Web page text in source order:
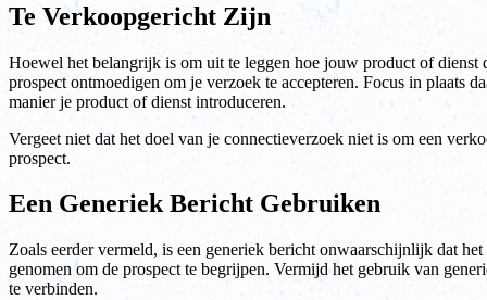
Te Verkoopgericht Zijn
Hoewel het belangrijk is om uit te leggen hoe jouw product of
prospect ontmoedigen om je verzoek te accepteren. Focus in plaats
manier je product of dienst introduceren.
Vergeet niet dat het doel van je connectieverzoek niet is om een
prospect.
Een Generiek Bericht Gebruiken
Zoals eerder vermeld, is een generiek bericht onwaarschijnlijk dat
genomen om de prospect te begrijpen. Vermijd het gebruik van
te verbinden.